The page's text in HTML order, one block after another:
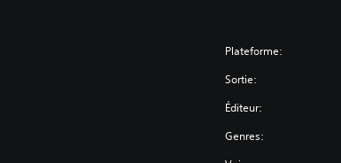
Plateforme:
Sortie:
Éditeur:
Genres: